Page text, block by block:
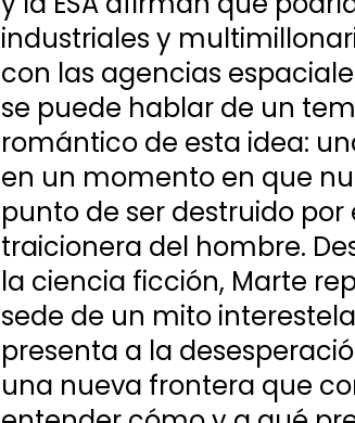
industriales y
con las agencias
se puede hablar de un
romántico de esta idea:
en un momento en que
punto de ser destruido
traicionera del hombre.
la ciencia ficción, Marte
sede de un mito
presenta a la
una nueva frontera que